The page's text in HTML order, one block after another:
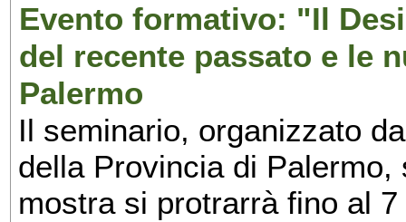
Evento formativo: "Il
del recente passato e le
Palermo
Il seminario, organizzato
della Provincia di
mostra si protrarrà fino al